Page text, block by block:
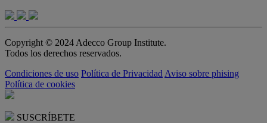
Copyright © 2024 Adecco Group Institute.
Todos los derechos reservados.
Condiciones de uso Política de Privacidad Aviso sobre phising
Política de cookies
SUSCRÍBETE